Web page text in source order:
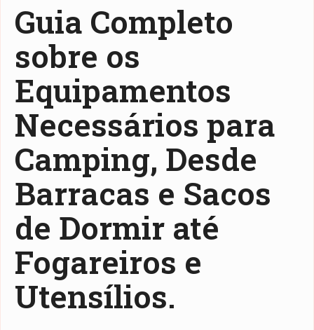
Guia Completo
sobre os
Equipamentos
Necessários para
Camping, Desde
Barracas e Sacos
de Dormir até
Fogareiros e
Utensílios.